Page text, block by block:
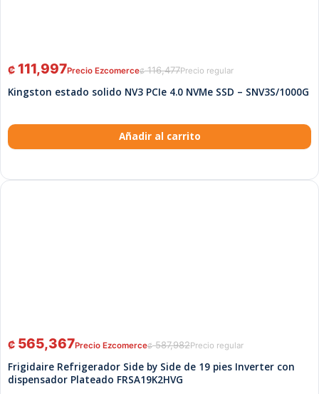
₡116,477
₡ 111,997
Kingston estado solido NV3 PCIe 4.0 NVMe SSD – SNV3S/1000G
Añadir al carrito
₡587,982
₡ 565,367
Frigidaire Refrigerador Side by Side de 19 pies Inverter con
dispensador Plateado FRSA19K2HVG